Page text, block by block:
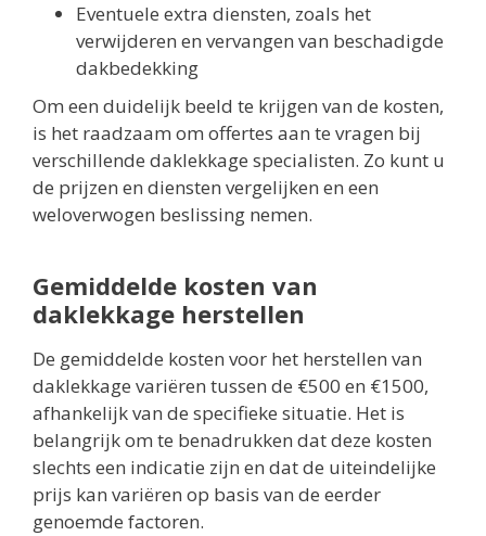
Eventuele extra diensten, zoals het
verwijderen en vervangen van beschadigde
dakbedekking
Om een duidelijk beeld te krijgen van de kosten,
is het raadzaam om offertes aan te vragen bij
verschillende daklekkage specialisten. Zo kunt u
de prijzen en diensten vergelijken en een
weloverwogen beslissing nemen.
Gemiddelde kosten van
daklekkage herstellen
De gemiddelde kosten voor het herstellen van
daklekkage variëren tussen de €500 en €1500,
afhankelijk van de specifieke situatie. Het is
belangrijk om te benadrukken dat deze kosten
slechts een indicatie zijn en dat de uiteindelijke
prijs kan variëren op basis van de eerder
genoemde factoren.